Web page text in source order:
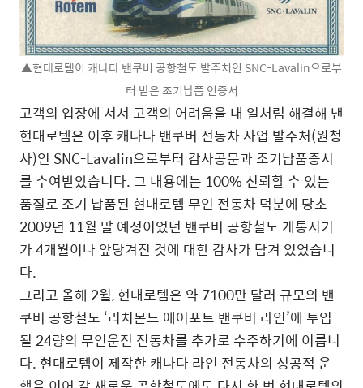
▲현대로템이 캐나다 밴쿠버 공항철도 발주처인 SNC-Lavalin으로부
터 받은 조기납품 인증서
고객의 입장에 서서 고객의 어려움을 내 일처럼 해결해 낸
현대로템은 이후 캐나다 밴쿠버 전동차 사업 발주처(원청
사)인 SNC-Lavalin으로부터 감사공문과 조기납품증서
를 수여받았습니다. 그 내용에는 100% 신뢰할 수 있는
품질로 조기 납품된 현대로템 무인 전동차 덕분에 당초
2009년 11월 말 예정이었던 밴쿠버 공항철도 개통시기
가 4개월이나 앞당겨진 것에 대한 감사가 담겨 있었습니
다.
그리고 올해 2월, 현대로템은 약 7100만 달러 규모의 밴
쿠버 공항철도 ‘리치몬드 에어포트 밴쿠버 라인’에 투입
될 24량의 무인운전 전동차를 추가로 수주하기에 이릅니
다. 현대로템이 제작한 캐나다 라인 전동차의 성공적 운